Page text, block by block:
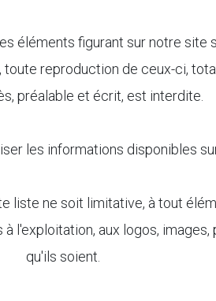
éléments figurant sur notre site
reproduction de ceux-ci,
préalable et écrit, est interdite.
les informations disponibles
liste ne soit limitative, à tout
l'exploitation, aux logos,
qu'ils soient.